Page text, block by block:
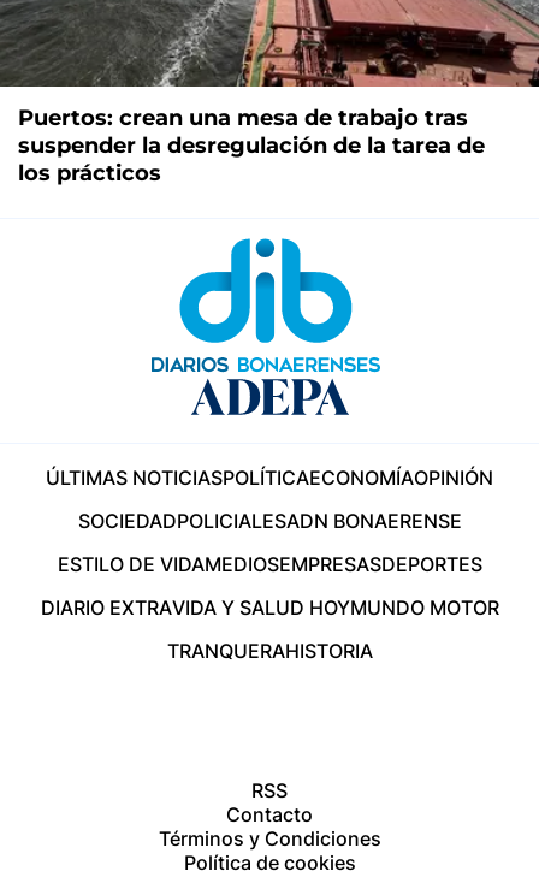
Puertos: crean una mesa de trabajo tras
suspender la desregulación de la tarea de
los prácticos
ÚLTIMAS NOTICIASPOLÍTICAECONOMÍAOPINIÓN
SOCIEDADPOLICIALESADN BONAERENSE
ESTILO DE VIDAMEDIOSEMPRESASDEPORTES
DIARIO EXTRAVIDA Y SALUD HOYMUNDO MOTOR
TRANQUERAHISTORIA
RSS
Contacto
Términos y Condiciones
Política de cookies